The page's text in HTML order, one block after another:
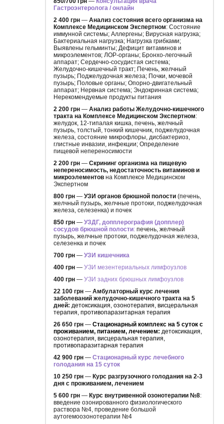
Гастроэнтеролога / онлайн
2 400 грн — Анализ состояния всего организма на
Комплексе Медицинском Экспертном: Состояние
иммунной системы; Аллергены; Вирусная нагрузка;
Бактериальная нагрузка; Нагрузка грибками;
Выявлены гельминты; Дефицит витаминов и
микроэлементов; ЛОР-органы; Бронхо-легочный
аппарат; Сердечно-сосудистая система;
Желудочно-кишечный тракт; Печень, желчный
пузырь; Поджелудочная железа; Почки, мочевой
пузырь; Половые органы; Опорно-двигательный
аппарат; Нервная система; Эндокринная система;
Нерекомендуемые продукты питания
2 200 грн — Анализ работы Желудочно-кишечного
тракта на Комплексе Медицинском Экспертном:
желудок, 12-типалая кишка, печень, желчный
пузырь, толстый, тонкий кишечник, поджелудочная
железа, состояние микрофлоры, дисбактериоз,
глистные инвазии, инфекции; Определение
пищевой непереносимости
2 200 грн — Скрининг организма на пищевую
непереносимость, недостаточность витаминов и
микроэлементов на Комплексе Медицинском
Экспертном
800 грн — УЗИ органов брюшной полости (печень,
желчный пузырь, желчные протоки, поджелудочная
железа, селезенка) и почек
850 грн — УЗДГ, допплерография (допплер)
сосудов брюшной полости: печень, желчный
пузырь, желчные протоки, поджелудочная железа,
селезенка и почек
700 грн — УЗИ кишечника
400 грн — УЗИ мезентериальных лимфоузлов
400 грн — УЗИ задних брюшных лимфоузлов
22 100 грн — Амбулаторный курс лечения
заболеваний желудочно-кишечного тракта на 5
дней: детоксикация, озонотерапия, висцеральная
терапия, противопаразитарная терапия
26 650 грн — Стационарный комплекс на 5 суток с
проживанием, питанием, лечением: детоксикация,
озонотерапия, висцеральная терапия,
противопаразитарная терапия
42 900 грн — Стационарный курс лечебного
голодания на 15 суток
10 250 грн — Курс разгрузочного голодания на 2-3
дня с проживанием, лечением
5 600 грн — Курс внутривенной озонотерапии №8:
введение озонированного физиологического
раствора №4, проведение большой
аутогемоозонотерапии №4